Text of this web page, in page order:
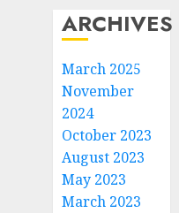
ARCHIVES
March 2025
November
2024
October 2023
August 2023
May 2023
March 2023